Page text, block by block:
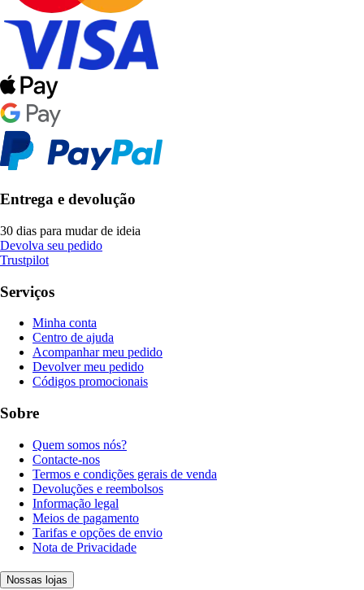
Entrega e devolução
30 dias para mudar de ideia
Devolva seu pedido
Trustpilot
Serviços
Minha conta
Centro de ajuda
Acompanhar meu pedido
Devolver meu pedido
Códigos promocionais
Sobre
Quem somos nós?
Contacte-nos
Termos e condições gerais de venda
Devoluções e reembolsos
Informação legal
Meios de pagamento
Tarifas e opções de envio
Nota de Privacidade
Nossas lojas